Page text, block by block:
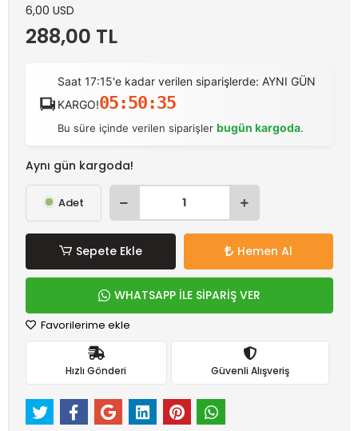
6,00 USD
288,00 TL
Saat 17:15'e kadar verilen siparişlerde: AYNI GÜN
KARGO!05:50:35
Bu süre içinde verilen siparişlerbugün kargoda.
Aynı gün kargoda!
Adet
Sepete Ekle Hemen Al
WHATSAPP İLE SİPARİŞ VER
Favorilerime ekle
Hızlı Gönderi Güvenli Alışveriş